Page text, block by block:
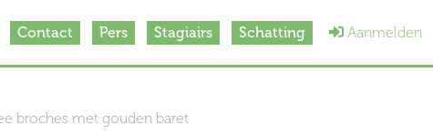
Contact Pers Stagiairs Schatting Aanmelden
broches met gouden baret